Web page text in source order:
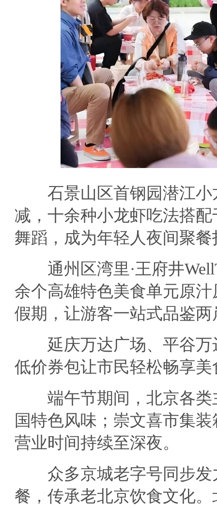
石景山区首钢园潜江小
减，十余种小龙虾吃法搭
舞蹈，成为年轻人夜间聚
通州区湾里·王府井
余个高雄特色美食单元原
假期，让游客一站式品鉴两
延庆万达广场、平谷万
低价券包让市民轻松畅享美
端午节期间，北京各类
国特色风味；崇文喜市集
营业时间持续至深夜。
众多京城老字号同步发
餐，传承老北京饮食文化